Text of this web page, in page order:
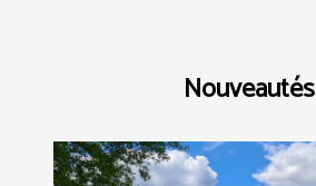
Nouveautés